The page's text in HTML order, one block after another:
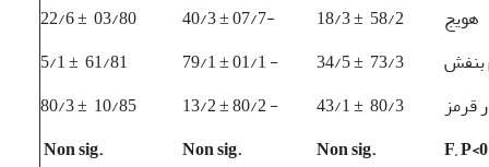
22/6 ± 03/80
40/3 ± 07/7- 18/3 ± 58/2
هویج
5/1 ± 61/81
79/1 ± 01/1 - 34/5 ± 73/3
بنفش
80/3 ± 10/85
13/2 ± 80/2 - 43/1 ± 80/3
قرمز
Non sig. Non sig. Non sig.
F,